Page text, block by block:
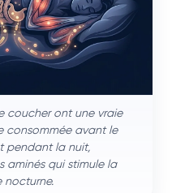
coucher ont une vraie
consommée avant le
pendant la nuit,
aminés qui stimule la
nocturne.